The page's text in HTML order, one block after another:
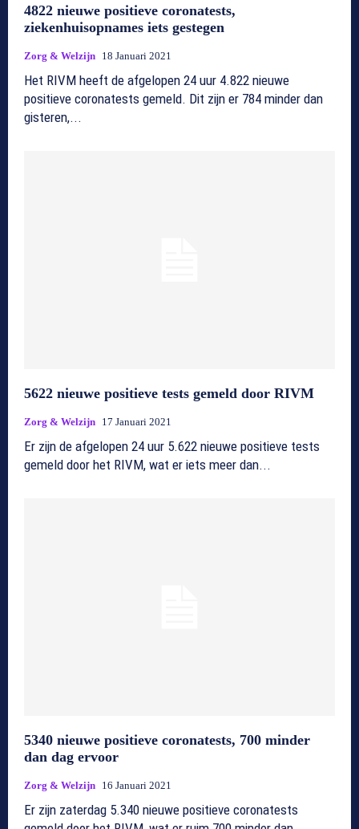
4822 nieuwe positieve coronatests,
ziekenhuisopnames iets gestegen
Zorg & Welzijn 18 Januari 2021
Het RIVM heeft de afgelopen 24 uur 4.822 nieuwe
positieve coronatests gemeld. Dit zijn er 784 minder dan
gisteren,...
5622 nieuwe positieve tests gemeld door RIVM
Zorg & Welzijn 17 Januari 2021
Er zijn de afgelopen 24 uur 5.622 nieuwe positieve tests
gemeld door het RIVM, wat er iets meer dan...
5340 nieuwe positieve coronatests, 700 minder
dan dag ervoor
Zorg & Welzijn 16 Januari 2021
Er zijn zaterdag 5.340 nieuwe positieve coronatests